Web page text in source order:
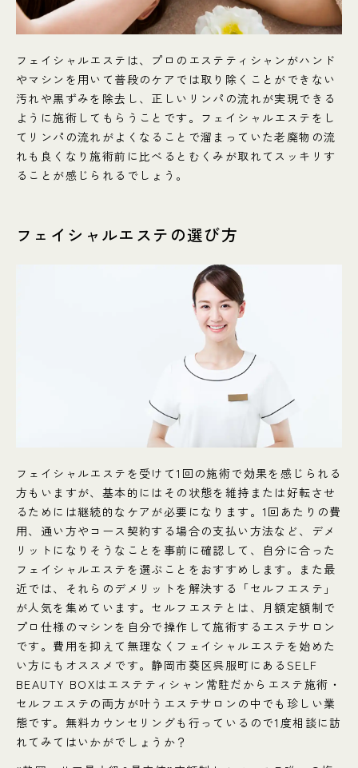
フェイシャルエステは、プロのエステティシャンがハンド
やマシンを用いて普段のケアでは取り除くことができない
汚れや黒ずみを除去し、正しいリンパの流れが実現できる
ように施術してもらうことです。フェイシャルエステをし
てリンパの流れがよくなることで溜まっていた老廃物の流
れも良くなり施術前に比べるとむくみが取れてスッキリす
ることが感じられるでしょう。
フェイシャルエステの選び方
フェイシャルエステを受けて1回の施術で効果を感じられる
方もいますが、基本的にはその状態を維持または好転させ
るためには継続的なケアが必要になります。1回あたりの費
用、通い方やコース契約する場合の支払い方法など、デメ
リットになりそうなことを事前に確認して、自分に合った
フェイシャルエステを選ぶことをおすすめします。また最
近では、それらのデメリットを解決する「セルフエステ」
が人気を集めています。セルフエステとは、月額定額制で
プロ仕様のマシンを自分で操作して施術するエステサロン
です。費用を抑えて無理なくフェイシャルエステを始めた
い方にもオススメです。静岡市葵区呉服町にあるSELF
BEAUTY BOXはエステティシャン常駐だからエステ施術・
セルフエステの両方が叶うエステサロンの中でも珍しい業
態です。無料カウンセリングも行っているので1度相談に訪
れてみてはいかがでしょうか？